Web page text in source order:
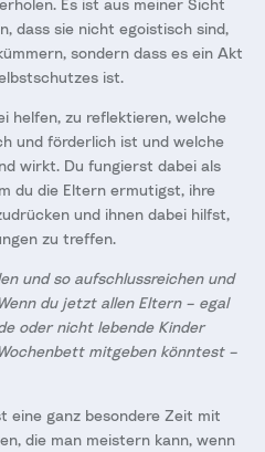
Es ist aus meiner Sicht
dass sie nicht egoistisch sind,
sondern dass es ein Akt
ist.
helfen, zu reflektieren, welche
und förderlich ist und welche
wirkt. Du fungierst dabei als
du die Eltern ermutigst, ihre
und ihnen dabei hilfst,
zu treffen.
und so aufschlussreichen und
du jetzt allen Eltern – egal
oder nicht lebende Kinder
mitgeben könntest –
eine ganz besondere Zeit mit
die man meistern kann, wenn